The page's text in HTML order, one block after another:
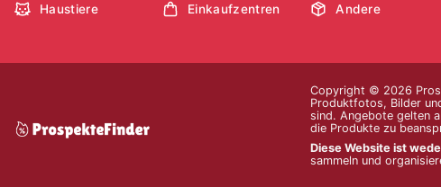
Haustiere Einkaufzentren Andere
Copyright © 2026
Produktfotos, Bilder
sind. Angebote gelten
die Produkte zu
Diese Website ist
sammeln und